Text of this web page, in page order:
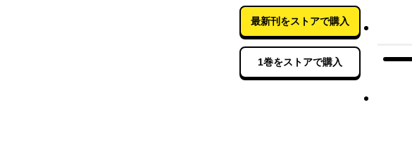
最新刊をストアで購入
1巻をストアで購入